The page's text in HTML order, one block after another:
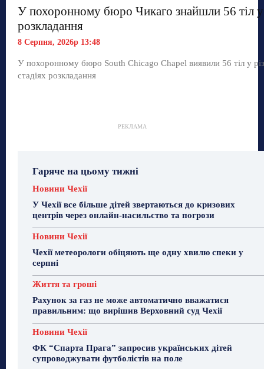
У похоронному бюро Чикаго знайшли 56 тіл у
розкладання
8 Серпня, 2026р 13:48
У похоронному бюро South Chicago Chapel виявили 56 тіл у
стадіях розкладання
РЕКЛАМА
Гаряче на цьому тижні
Новини Чехії
У Чехії все більше дітей звертаються до кризових
центрів через онлайн-насильство та погрози
Новини Чехії
Чехії метеорологи обіцяють ще одну хвилю спеки у
серпні
Життя та гроші
Рахунок за газ не може автоматично вважатися
правильним: що вирішив Верховний суд Чехії
Новини Чехії
ФК “Спарта Прага” запросив українських дітей
супроводжувати футболістів на поле